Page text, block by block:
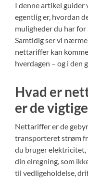
I denne artikel guider
egentlig er, hvordan
muligheder du har
Samtidig ser vi
nettariffer kan
hverdagen – og i den
Hvad er
er de
Nettariffer er de
transporteret strøm
du bruger
din elregning, som
til vedligeholdelse,